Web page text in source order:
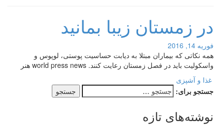
در زمستان زیبا بمانید
فوریه 14, 2016
همه نکاتی که بیماران مبتلا به دیابت حساسیت پوستی، لوپوس و
واسکولیت باید در فصل زمستان رعایت کنند. world press news هنر
غذا و آشپزی
جستجو برای:
نوشته‌های تازه